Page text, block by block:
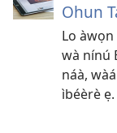
Ohun
Lo
wà nínú
náà,
ìbéèrè ẹ.